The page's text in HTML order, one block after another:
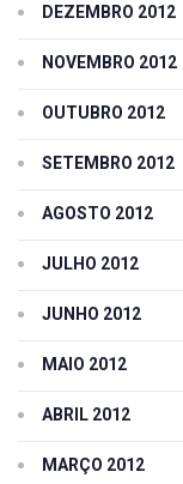
DEZEMBRO 2012
NOVEMBRO 2012
OUTUBRO 2012
SETEMBRO 2012
AGOSTO 2012
JULHO 2012
JUNHO 2012
MAIO 2012
ABRIL 2012
MARÇO 2012